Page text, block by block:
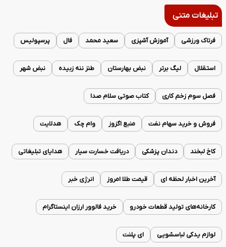
تبلیغات متنی
فرتاک ورزشی آموزش آشپزی سعید محمد فال پرسپولیس
استقلال لیگ برتر نبض بهارستان طنز ننه زبیده نبض شهر
فصل سوم زخم کاری کتاب صوتی سلام صدا
فروش و خرید سهام نفت منبع اگزوز وام چک هدلایت
کاخ لبخند دندان پزشکی دریافت خسارت سیار هدایای تبلیغاتی
آخرین اخبار لحظه ای قیمت طلا امروز انرژی خبر
کارخانه‌های تولید قطعات خودرو خرید فالوور ارزان اینستاگرام
لوازم یدکی لباسشویی ای پلنت